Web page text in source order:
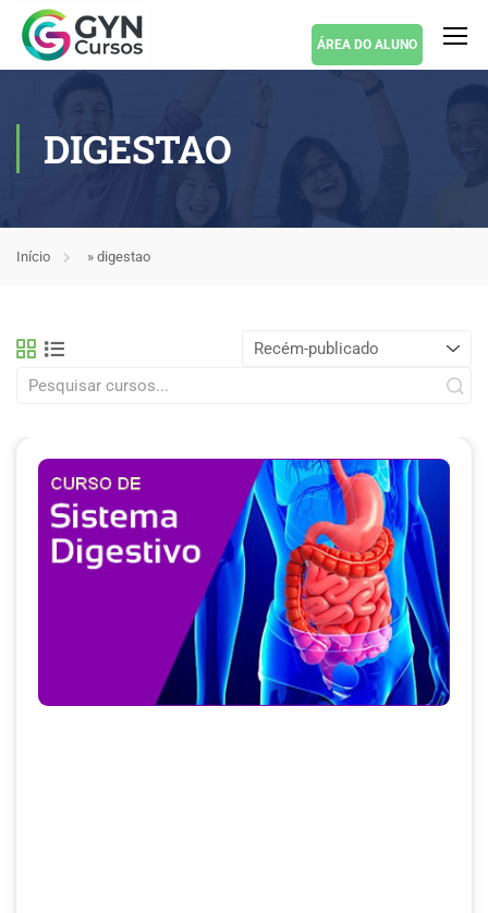
ÁREA DO ALUNO
DIGESTAO
Início » digestao